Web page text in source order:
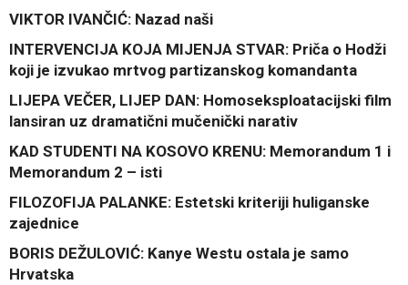
VIKTOR IVANČIĆ: Nazad naši
INTERVENCIJA KOJA MIJENJA STVAR: Priča o Hodži
koji je izvukao mrtvog partizanskog komandanta
LIJEPA VEČER, LIJEP DAN: Homoseksploatacijski film
lansiran uz dramatični mučenički narativ
KAD STUDENTI NA KOSOVO KRENU: Memorandum 1 i
Memorandum 2 – isti
FILOZOFIJA PALANKE: Estetski kriteriji huliganske
zajednice
BORIS DEŽULOVIĆ: Kanye Westu ostala je samo
Hrvatska